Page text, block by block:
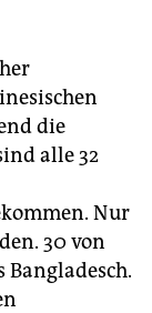
die
alle 32
Nur
30 von
Bangladesch.